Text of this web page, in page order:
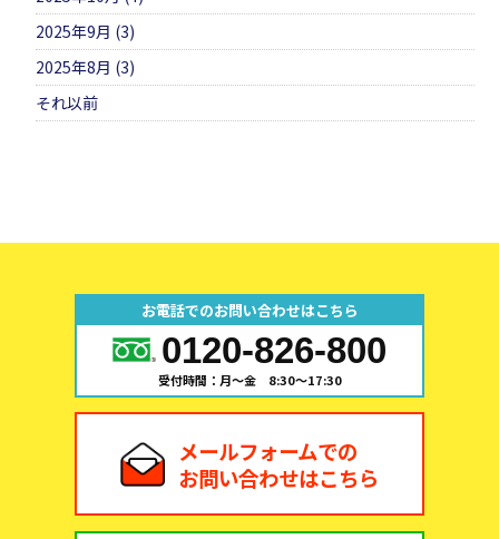
2025年9月 (3)
2025年8月 (3)
それ以前
お電話でのお問い合わせはこちら
0120-826-800
受付時間：月～金 8:30～17:30
メールフォームでの
お問い合わせはこちら